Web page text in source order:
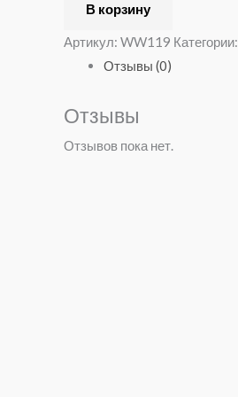
В корзину
Артикул: WW119 Категории:
Отзывы (0)
Отзывы
Отзывов пока нет.